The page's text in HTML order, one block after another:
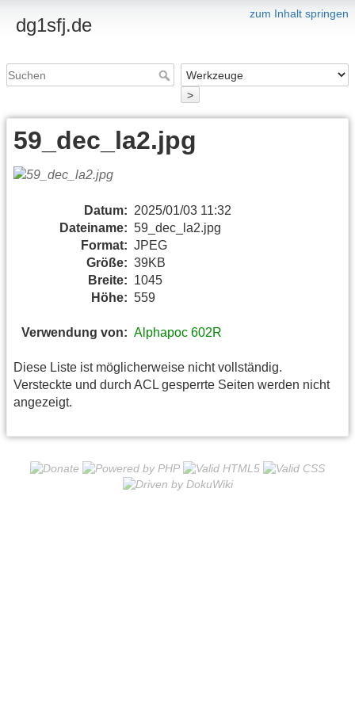
zum Inhalt springen
dg1sfj.de
>
59_dec_la2.jpg
Datum: 2025/01/03 11:32
Dateiname: 59_dec_la2.jpg
Format: JPEG
Größe: 39KB
Breite: 1045
Höhe: 559
Verwendung von: Alphapoc 602R
Diese Liste ist möglicherweise nicht vollständig.
Versteckte und durch ACL gesperrte Seiten werden nicht
angezeigt.